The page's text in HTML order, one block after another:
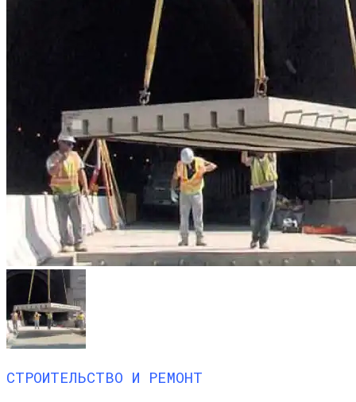
СТРОИТЕЛЬСТВО И РЕМОНТ